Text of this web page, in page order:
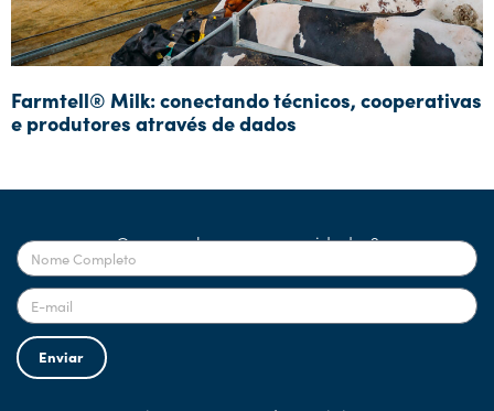
Farmtell® Milk: conectando técnicos, cooperativas
e produtores através de dados
Quer receber nossas novidades?
Enviar